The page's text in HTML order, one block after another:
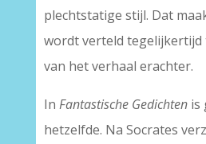
plechtstatige stijl. Dat
wordt verteld tegelijkertijd
van het verhaal erachter.
In Fantastische Gedichtenis
hetzelfde. Na Socrates